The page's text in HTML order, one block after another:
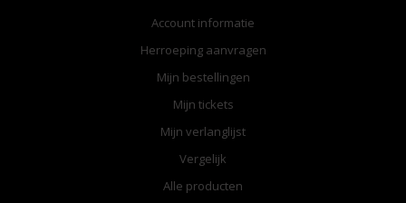
Account informatie
Herroeping aanvragen
Mijn bestellingen
Mijn tickets
Mijn verlanglijst
Vergelijk
Alle producten